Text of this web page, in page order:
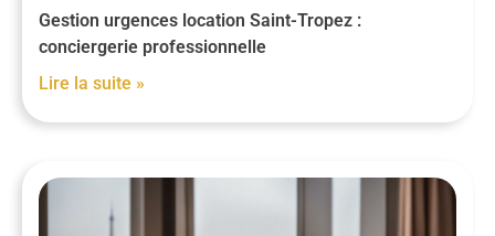
Gestion urgences location Saint-Tropez :
conciergerie professionnelle
Lire la suite »